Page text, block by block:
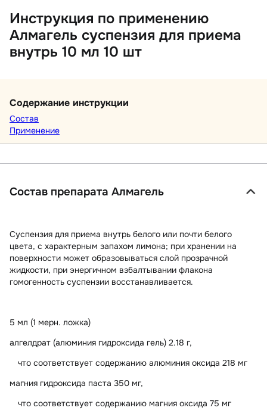
Инструкция по применению
Алмагель суспензия для приема
внутрь 10 мл 10 шт
Содержание инструкции
Состав
Применение
Состав препарата Алмагель
Суспензия для приема внутрь белого или почти белого
цвета, с характерным запахом лимона; при хранении на
поверхности может образовываться слой прозрачной
жидкости, при энергичном взбалтывании флакона
гомогенность суспензии восстанавливается.
5 мл (1 мерн. ложка)
алгелдрат (алюминия гидроксида гель) 2.18 г,
что соответствует содержанию алюминия оксида 218 мг
магния гидроксида паста 350 мг,
что соответствует содержанию магния оксида 75 мг